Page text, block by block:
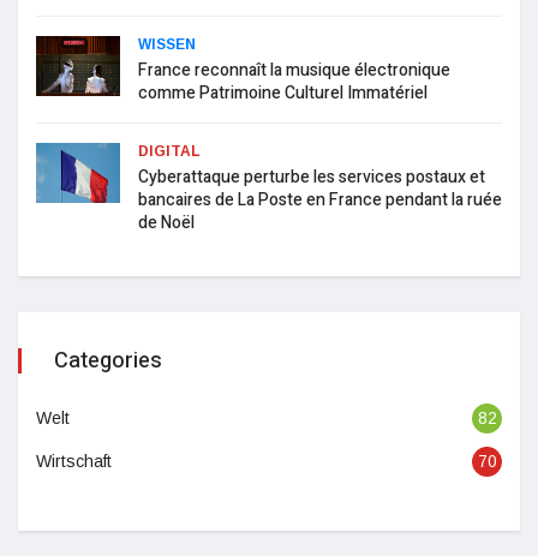
WISSEN
France reconnaît la musique électronique
comme Patrimoine Culturel Immatériel
DIGITAL
Cyberattaque perturbe les services postaux et
bancaires de La Poste en France pendant la ruée
de Noël
Categories
Welt 82
Wirtschaft 70